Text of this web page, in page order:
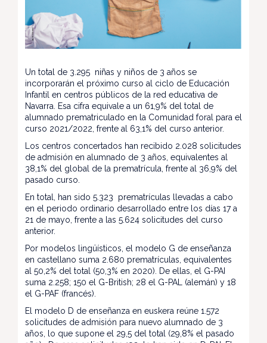
Un total de 3.295 niñas y niños de 3 años se
incorporarán el próximo curso al ciclo de Educación
Infantil en centros públicos de la red educativa de
Navarra. Esa cifra equivale a un 61,9% del total de
alumnado prematriculado en la Comunidad foral para el
curso 2021/2022, frente al 63,1% del curso anterior.
Los centros concertados han recibido 2.028 solicitudes
de admisión en alumnado de 3 años, equivalentes al
38,1% del global de la prematrícula, frente al 36,9% del
pasado curso.
En total, han sido 5.323 prematrículas llevadas a cabo
en el periodo ordinario desarrollado entre los días 17 a
21 de mayo, frente a las 5.624 solicitudes del curso
anterior.
Por modelos lingüísticos, el modelo G de enseñanza
en castellano suma 2.680 prematrículas, equivalentes
al 50,2% del total (50,3% en 2020). De ellas, el G-PAI
suma 2.258; 150 el G-British; 28 el G-PAL (alemán) y 18
el G-PAF (francés).
El modelo D de enseñanza en euskera reúne 1.572
solicitudes de admisión para nuevo alumnado de 3
años, lo que supone el 29,5 del total (29,8% el pasado